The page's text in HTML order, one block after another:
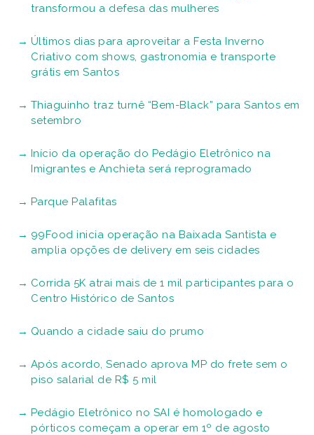
transformou a defesa das mulheres
Últimos dias para aproveitar a Festa Inverno
Criativo com shows, gastronomia e transporte
grátis em Santos
Thiaguinho traz turnê “Bem-Black” para Santos em
setembro
Início da operação do Pedágio Eletrônico na
Imigrantes e Anchieta será reprogramado
Parque Palafitas
99Food inicia operação na Baixada Santista e
amplia opções de delivery em seis cidades
Corrida 5K atrai mais de 1 mil participantes para o
Centro Histórico de Santos
Quando a cidade saiu do prumo
Após acordo, Senado aprova MP do frete sem o
piso salarial de R$ 5 mil
Pedágio Eletrônico no SAI é homologado e
pórticos começam a operar em 1º de agosto